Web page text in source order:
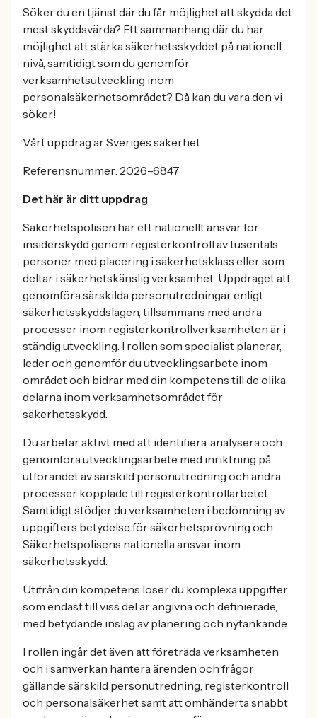
Söker du en tjänst där du får möjlighet att skydda det
mest skyddsvärda? Ett sammanhang där du har
möjlighet att stärka säkerhetsskyddet på nationell
nivå, samtidigt som du genomför
verksamhetsutveckling inom
personalsäkerhetsområdet? Då kan du vara den vi
söker!
Vårt uppdrag är Sveriges säkerhet
Referensnummer: 2026–6847
Det här är ditt uppdrag
Säkerhetspolisen har ett nationellt ansvar för
insiderskydd genom registerkontroll av tusentals
personer med placering i säkerhetsklass eller som
deltar i säkerhetskänslig verksamhet. Uppdraget att
genomföra särskilda personutredningar enligt
säkerhetsskyddslagen, tillsammans med andra
processer inom registerkontrollverksamheten är i
ständig utveckling. I rollen som specialist planerar,
leder och genomför du utvecklingsarbete inom
området och bidrar med din kompetens till de olika
delarna inom verksamhetsområdet för
säkerhetsskydd.
Du arbetar aktivt med att identifiera, analysera och
genomföra utvecklingsarbete med inriktning på
utförandet av särskild personutredning och andra
processer kopplade till registerkontrollarbetet.
Samtidigt stödjer du verksamheten i bedömning av
uppgifters betydelse för säkerhetsprövning och
Säkerhetspolisens nationella ansvar inom
säkerhetsskydd.
Utifrån din kompetens löser du komplexa uppgifter
som endast till viss del är angivna och definierade,
med betydande inslag av planering och nytänkande.
I rollen ingår det även att företräda verksamheten
och i samverkan hantera ärenden och frågor
gällande särskild personutredning, registerkontroll
och personalsäkerhet samt att omhänderta snabbt